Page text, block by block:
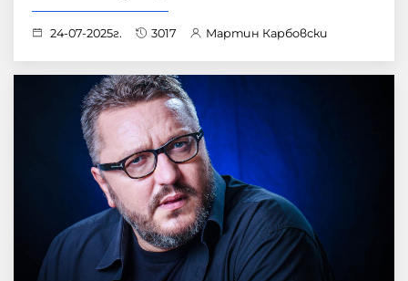
24-07-2025г. 3017 Мартин Карбовски